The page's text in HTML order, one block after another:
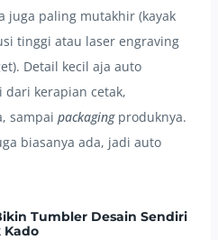
juga paling mutakhir (kayak
tinggi atau laser engraving
Detail kecil aja auto
kerapian cetak,
sampai packagingproduknya.
biasanya ada, jadi auto
Tumbler Desain Sendiri
Kado